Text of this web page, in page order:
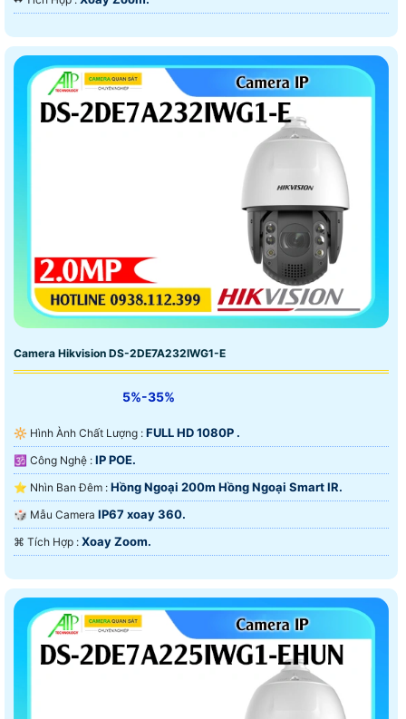
Camera Hikvision DS-2DE7A232IWG1-E
5%-35%
🔆 Hình Ành Chất Lượng : FULL HD 1080P .
🕉️ Công Nghệ : IP POE.
⭐ Nhìn Ban Đêm : Hồng Ngoại 200m Hồng Ngoại Smart IR.
🎲 Mẫu Camera IP67 xoay 360.
️⌘ Tích Hợp : Xoay Zoom.